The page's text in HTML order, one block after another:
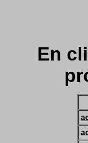
En